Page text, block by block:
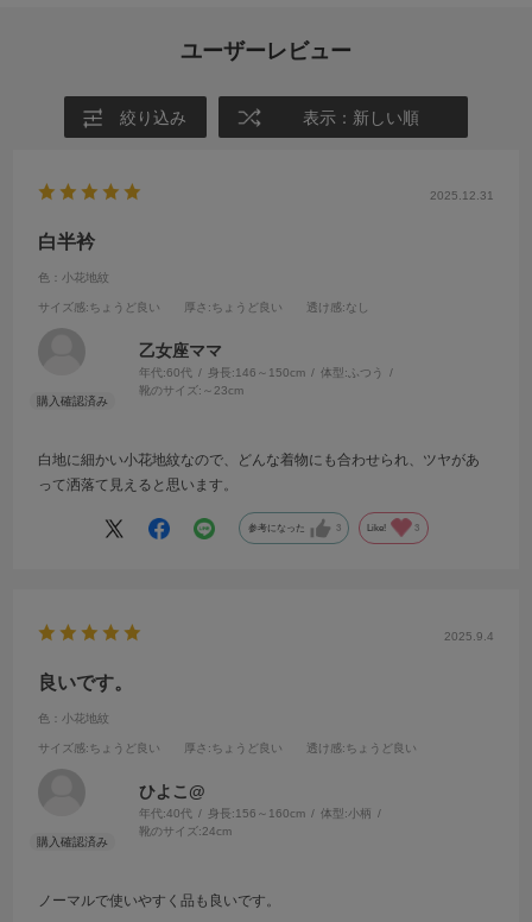
ユーザーレビュー
絞り込み 表示：新しい順
2025.12.31
白半衿
色：小花地紋
サイズ感:ちょうど良い 厚さ :ちょうど良い 透け感:なし
乙女座ママ
年代:60代 身長:146～150cm 体型:ふつう
靴のサイズ: ～23cm
白地に細かい小花地紋なので、どんな着物にも合わせられ、ツヤがあ
って洒落て見えると思います。
参考になった 3 Like! 3
2025.9.4
良いです。
色：小花地紋
サイズ感:ちょうど良い 厚さ :ちょうど良い 透け感:ちょうど良い
ひよこ@
年代:40代 身長:156～160cm 体型:小柄
靴のサイズ:24cm
ノーマルで使いやすく品も良いです。